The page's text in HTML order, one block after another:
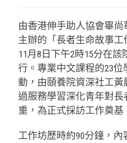
由香港伸手助人協會畢
主辦的「長者生命故事工
11月8日下午2時15分在
行。專業中文課程的23
動，由頤養院資深社工
過服務學習深化青年對
重，為正式採訪工作奠基
工作坊歷時約90分鐘，